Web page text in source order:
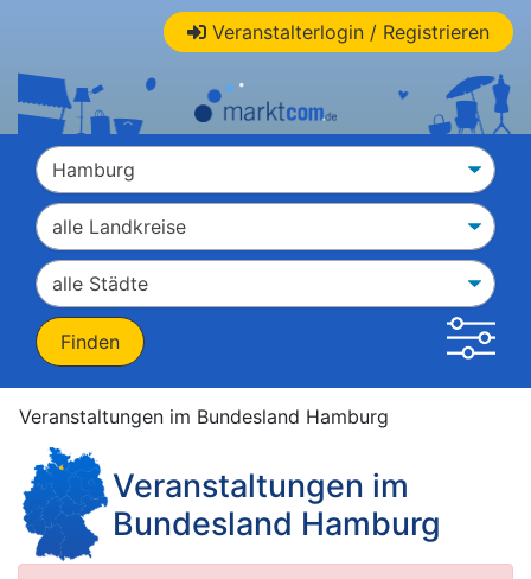
Veranstalterlogin / Registrieren
Veranstaltungen im Bundesland Hamburg
Veranstaltungen im
Bundesland Hamburg